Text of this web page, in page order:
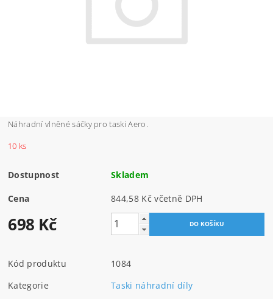
Náhradní vlněné sáčky pro taski Aero.
10 ks
Dostupnost Skladem
Cena 844,58 Kč včetně DPH
698 Kč
Kód produktu
1084
Kategorie
Taski náhradní díly